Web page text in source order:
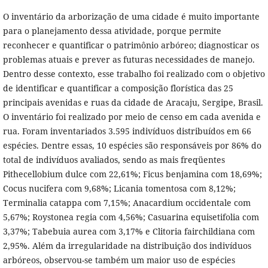
O inventário da arborização de uma cidade é muito importante
para o planejamento dessa atividade, porque permite
reconhecer e quantificar o patrimônio arbóreo; diagnosticar os
problemas atuais e prever as futuras necessidades de manejo.
Dentro desse contexto, esse trabalho foi realizado com o objetivo
de identificar e quantificar a composição florística das 25
principais avenidas e ruas da cidade de Aracaju, Sergipe, Brasil.
O inventário foi realizado por meio de censo em cada avenida e
rua. Foram inventariados 3.595 indivíduos distribuídos em 66
espécies. Dentre essas, 10 espécies são responsáveis por 86% do
total de indivíduos avaliados, sendo as mais freqüentes
Pithecellobium dulce com 22,61%; Ficus benjamina com 18,69%;
Cocus nucifera com 9,68%; Licania tomentosa com 8,12%;
Terminalia catappa com 7,15%; Anacardium occidentale com
5,67%; Roystonea regia com 4,56%; Casuarina equisetifolia com
3,37%; Tabebuia aurea com 3,17% e Clitoria fairchildiana com
2,95%. Além da irregularidade na distribuição dos indivíduos
arbóreos, observou-se também um maior uso de espécies